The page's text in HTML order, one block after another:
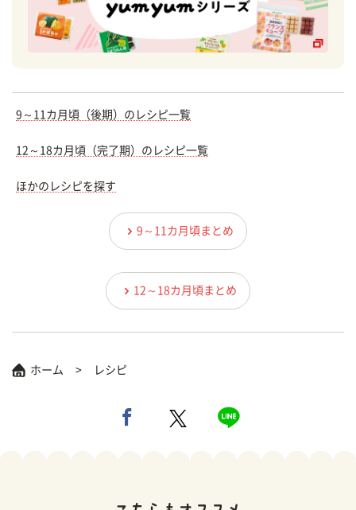
9～11カ月頃（後期）のレシピ一覧
12～18カ月頃（完了期）のレシピ一覧
ほかのレシピを探す
9～11カ月頃まとめ
12～18カ月頃まとめ
ホーム レシピ